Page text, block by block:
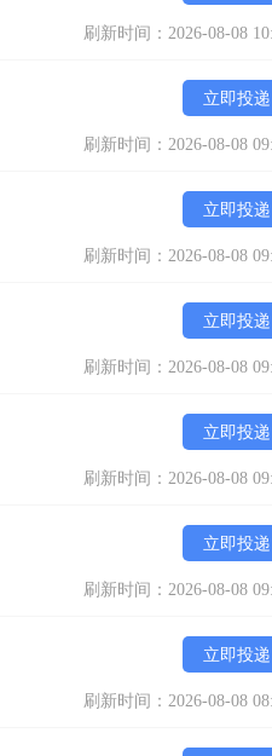
刷新时间：2026-08-08
立即投递
刷新时间：2026-08-08
立即投递
刷新时间：2026-08-08
立即投递
刷新时间：2026-08-08
立即投递
刷新时间：2026-08-08
立即投递
刷新时间：2026-08-08
立即投递
刷新时间：2026-08-08